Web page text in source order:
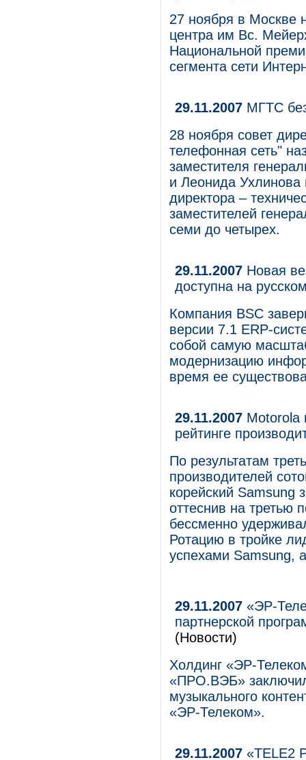
27 ноября в Москве
центра им Вс.
Национальной
сегмента сети
29.11.2007 МГТС
28 ноября cовет
телефонная сеть"
заместителя
и Леонида Ухлинова
директора –
заместителей
семи до четырех.
29.11.2007 Новая
доступна на
Компания BSC
версии 7.1 ERP-
собой самую
модернизацию
время ее
29.11.2007 Motorola
рейтинге
По результатам
производителей
корейский Samsung
оттеснив на третью
бессменно
Ротацию в тройке
успехами Samsung,
29.11.2007 «ЭР-
партнерской
(Новости)
Холдинг «ЭР-
«ПРО.ВЭБ»
музыкального
«ЭР-Телеком».
29.11.2007 «TELE2